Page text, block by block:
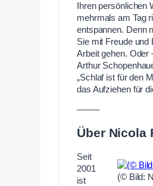
Ihren persönlichen
mehrmals am Tag
entspannen. Denn
Sie mit Freude und
Arbeit gehen. Oder
Arthur
„Schlaf ist für den
das Aufziehen für
——–
Über Nicola
(© Bild:
Seit
2001
ist